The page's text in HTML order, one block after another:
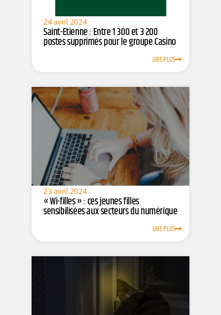
24 avril 2024
Saint-Etienne : Entre 1 300 et 3 200
postes supprimés pour le groupe Casino
LIRE PLUS
23 avril 2024
« Wi-filles » : ces jeunes filles
sensibilisées aux secteurs du numérique
LIRE PLUS